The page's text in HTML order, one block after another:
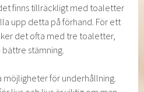
finns tillräckligt med toaletter
upp detta på förhand. För ett
det ofta med tre toaletter,
stämning.
möjligheter för underhållning.